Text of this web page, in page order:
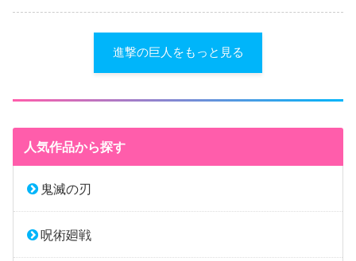
進撃の巨人をもっと見る
人気作品から探す
鬼滅の刃
呪術廻戦